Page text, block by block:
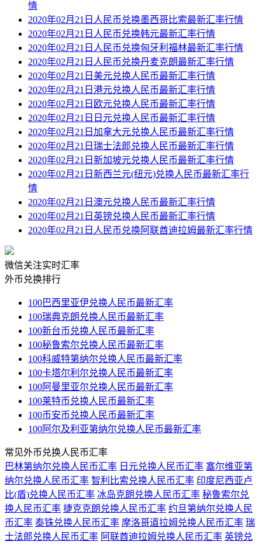
情
2020年02月21日人民币兑换墨西哥比索最新汇率行情
2020年02月21日人民币兑换韩元最新汇率行情
2020年02月21日人民币兑换匈牙利福林最新汇率行情
2020年02月21日人民币兑换丹麦克朗最新汇率行情
2020年02月21日美元兑换人民币最新汇率行情
2020年02月21日港元兑换人民币最新汇率行情
2020年02月21日欧元兑换人民币最新汇率行情
2020年02月21日日元兑换人民币最新汇率行情
2020年02月21日加拿大元兑换人民币最新汇率行情
2020年02月21日瑞士法郎兑换人民币最新汇率行情
2020年02月21日新加坡元兑换人民币最新汇率行情
2020年02月21日新西兰元(纽元)兑换人民币最新汇率行
情
2020年02月21日澳元兑换人民币最新汇率行情
2020年02月21日英镑兑换人民币最新汇率行情
2020年02月21日人民币兑换阿联酋迪拉姆最新汇率行情
微信关注实时汇率
外币兑换排行
100巴西里亚伊兑换人民币最新汇率
100瑞典克朗兑换人民币最新汇率
100新台币兑换人民币最新汇率
100秘鲁索尔兑换人民币最新汇率
100科威特第纳尔兑换人民币最新汇率
100卡塔尔利尔兑换人民币最新汇率
100阿曼里亚尔兑换人民币最新汇率
100莱特币兑换人民币最新汇率
100币安币兑换人民币最新汇率
100阿尔及利亚第纳尔兑换人民币最新汇率
常见外币兑换人民币汇率
巴林第纳尔兑换人民币汇率 日元兑换人民币汇率 塞尔维亚第
纳尔兑换人民币汇率 智利比索兑换人民币汇率 印度尼西亚卢
比(盾)兑换人民币汇率 冰岛克朗兑换人民币汇率 秘鲁索尔兑
换人民币汇率 捷克克朗兑换人民币汇率 约旦第纳尔兑换人民
币汇率 泰铢兑换人民币汇率 摩洛哥道拉姆兑换人民币汇率 瑞
士法郎兑换人民币汇率 阿联酋迪拉姆兑换人民币汇率 英镑兑